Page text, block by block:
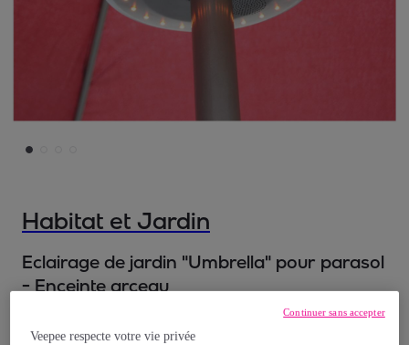
Habitat et Jardin
Eclairage de jardin "Umbrella" pour parasol
- Enceinte arceau
Eclairage de jardin "Umbrella"
pour parasol - Enceinte arceau
Veepee respecte votre vie privée
Continuer sans accepter